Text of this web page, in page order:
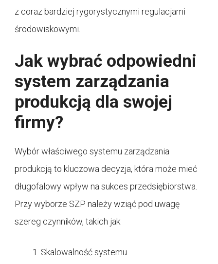
z coraz bardziej rygorystycznymi regulacjami
środowiskowymi.
Jak wybrać odpowiedni
system zarządzania
produkcją dla swojej
firmy?
Wybór właściwego systemu zarządzania
produkcją to kluczowa decyzja, która może mieć
długofalowy wpływ na sukces przedsiębiorstwa.
Przy wyborze SZP należy wziąć pod uwagę
szereg czynników, takich jak:
Skalowalność systemu